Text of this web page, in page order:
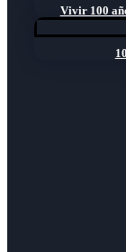
Vivir 100